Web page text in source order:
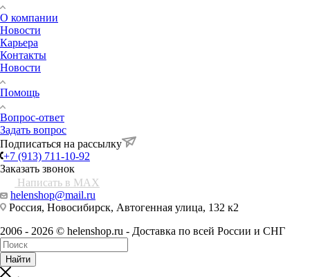
О компании
Новости
Карьера
Контакты
Новости
Помощь
Вопрос-ответ
Задать вопрос
Подписаться на рассылку
+7 (913) 711-10-92
Заказать звонок
Написать в MAX
helenshop@mail.ru
Россия, Новосибирск, Автогенная улица, 132 к2
2006 - 2026 © helenshop.ru - Доставка по всей России и СНГ
Найти